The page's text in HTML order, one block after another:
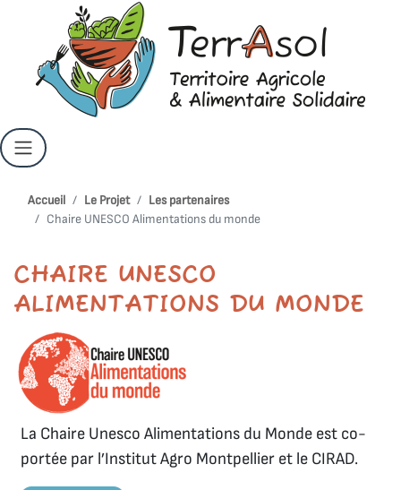
Accueil Le Projet
Les partenaires
Chaire UNESCO Alimentations du monde
CHAIRE UNESCO
ALIMENTATIONS DU MONDE
La Chaire Unesco Alimentations du Monde est co-
portée par l’Institut Agro Montpellier et le CIRAD.